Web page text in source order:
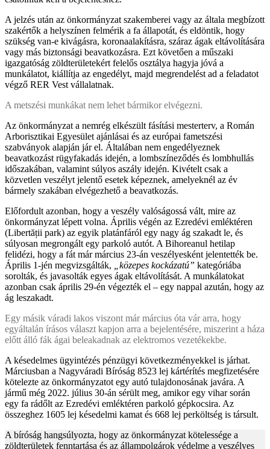
A jelzés után az önkormányzat szakemberei vagy az általa megbízott
szakértők a helyszínen felmérik a fa állapotát, és eldöntik, hogy
szükség van-e kivágásra, koronaalakításra, száraz ágak eltávolítására
vagy más biztonsági beavatkozásra. Ezt követően a műszaki
igazgatóság zöldterületekért felelős osztálya hagyja jóvá a
munkálatot, kiállítja az engedélyt, majd megrendelést ad a feladatot
végző RER Vest vállalatnak.
A metszési munkákat nem lehet bármikor elvégezni.
Az önkormányzat a nemrég elkészült fásítási mesterterv, a Román
Arborisztikai Egyesület ajánlásai és az európai fametszési
szabványok alapján jár el. Általában nem engedélyeznek
beavatkozást rügyfakadás idején, a lombszíneződés és lombhullás
időszakában, valamint súlyos aszály idején. Kivételt csak a
közvetlen veszélyt jelentő esetek képeznek, amelyeknél az év
bármely szakában elvégezhető a beavatkozás.
Előfordult azonban, hogy a veszély valóságossá vált, mire az
önkormányzat lépett volna. Április végén az Ezredévi emléktéren
(Libertății park) az egyik platánfáról egy nagy ág szakadt le, és
súlyosan megrongált egy parkoló autót. A Bihoreanul hetilap
felidézi, hogy a fát már március 23-án veszélyesként jelentették be.
Április 1-jén megvizsgálták,
„közepes kockázatú” kategóriába
sorolták, és javasolták egyes ágak eltávolítását. A munkálatokat
azonban csak április 29-én végezték el – egy nappal azután, hogy az
ág leszakadt.
Egy másik váradi lakos viszont már március óta vár arra, hogy
egyáltalán írásos választ kapjon arra a bejelentésére, miszerint a háza
előtt álló fák ágai beleakadnak az elektromos vezetékekbe.
A késedelmes ügyintézés pénzügyi következményekkel is járhat.
Márciusban a Nagyváradi Bíróság 8523 lej kártérítés megfizetésére
kötelezte az önkormányzatot egy autó tulajdonosának javára. A
jármű még 2022. július 30-án sérült meg, amikor egy vihar során
egy fa rádőlt az Ezredévi emléktéren parkoló gépkocsira. Az
összeghez 1605 lej késedelmi kamat és 668 lej perköltség is társult.
A bíróság hangsúlyozta, hogy az önkormányzat kötelessége a
zöldterületek fenntartása és az állampolgárok védelme a veszélyes